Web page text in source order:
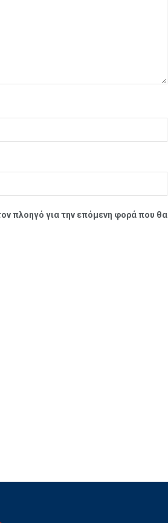
πλοηγό για την επόμενη φορά που θα